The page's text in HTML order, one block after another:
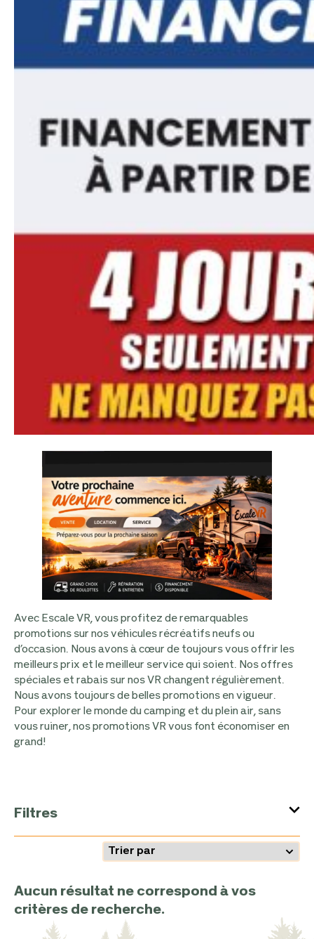
Avec Escale VR, vous profitez de remarquables
promotions sur nos véhicules récréatifs neufs ou
d’occasion. Nous avons à cœur de toujours vous offrir les
meilleurs prix et le meilleur service qui soient. Nos offres
spéciales et rabais sur nos VR changent régulièrement.
Nous avons toujours de belles promotions en vigueur.
Pour explorer le monde du camping et du plein air, sans
vous ruiner, nos promotions VR vous font économiser en
grand!
Filtres
Aucun résultat ne correspond à vos
critères de recherche.